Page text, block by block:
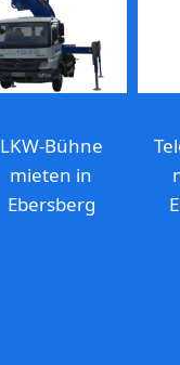
LKW-Bühne
mieten in
Ebersberg